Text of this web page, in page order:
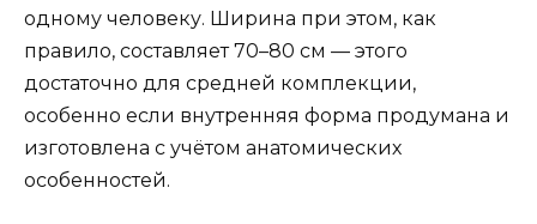
одному человеку. Ширина при этом, как
правило, составляет 70–80 см — этого
достаточно для средней комплекции,
особенно если внутренняя форма продумана и
изготовлена с учётом анатомических
особенностей.